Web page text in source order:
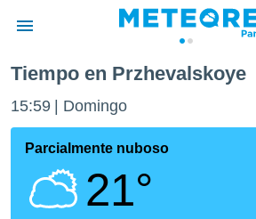
de
ha
que se
Tiempo en Przhevalskoye
15:59 Domingo
Parcialmente nuboso
21°